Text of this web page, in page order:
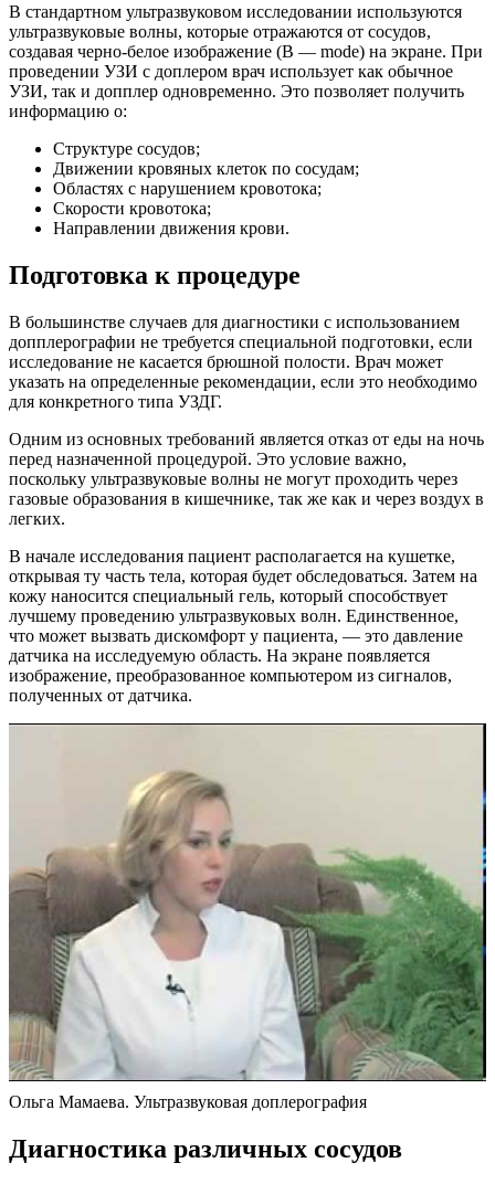
В стандартном ультразвуковом исследовании используются
ультразвуковые волны, которые отражаются от сосудов,
создавая черно-белое изображение (B — mode) на экране. При
проведении УЗИ с доплером врач использует как обычное
УЗИ, так и допплер одновременно. Это позволяет получить
информацию о:
Структуре сосудов;
Движении кровяных клеток по сосудам;
Областях с нарушением кровотока;
Скорости кровотока;
Направлении движения крови.
Подготовка к процедуре
В большинстве случаев для диагностики с использованием
допплерографии не требуется специальной подготовки, если
исследование не касается брюшной полости. Врач может
указать на определенные рекомендации, если это необходимо
для конкретного типа УЗДГ.
Одним из основных требований является отказ от еды на ночь
перед назначенной процедурой. Это условие важно,
поскольку ультразвуковые волны не могут проходить через
газовые образования в кишечнике, так же как и через воздух в
легких.
В начале исследования пациент располагается на кушетке,
открывая ту часть тела, которая будет обследоваться. Затем на
кожу наносится специальный гель, который способствует
лучшему проведению ультразвуковых волн. Единственное,
что может вызвать дискомфорт у пациента, — это давление
датчика на исследуемую область. На экране появляется
изображение, преобразованное компьютером из сигналов,
полученных от датчика.
Ольга Мамаева. Ультразвуковая доплерография
Диагностика различных сосудов